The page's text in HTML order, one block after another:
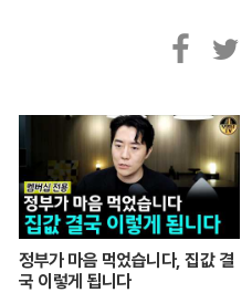
스
북
터
정부가 마음 먹었습니다, 집값 결
국 이렇게 됩니다